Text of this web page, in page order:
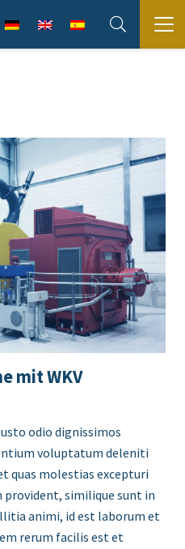
mit WKV
odio dignissimos
voluptatum deleniti
quas molestias excepturi
similique sunt in
animi, id est laborum et
rerum facilis est et